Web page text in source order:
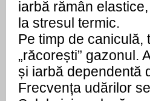
iarbă rămân
la stresul termic.
Pe timp de caniculă,
„răcorești” gazonul.
și iarbă dependentă
Frecvența udărilor